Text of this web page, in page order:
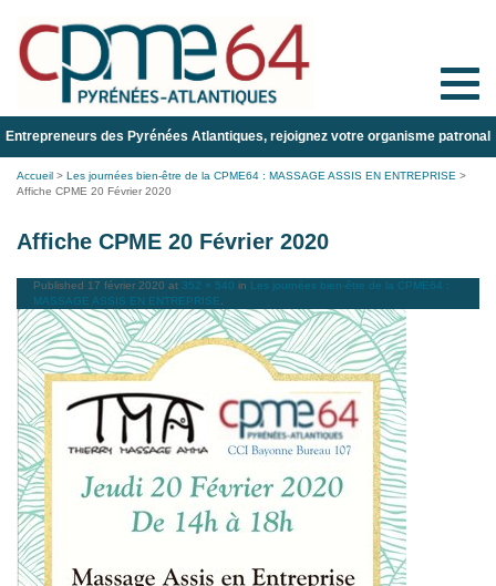
Toggle
Entrepreneurs des Pyrénées Atlantiques, rejoignez votre organisme patronal
Accueil > Les journées bien-être de la CPME64 : MASSAGE ASSIS EN ENTREPRISE >
Affiche CPME 20 Février 2020
Affiche CPME 20 Février 2020
Published 17 février 2020 at 352 × 540 in Les journées bien-être de la CPME64 :
MASSAGE ASSIS EN ENTREPRISE